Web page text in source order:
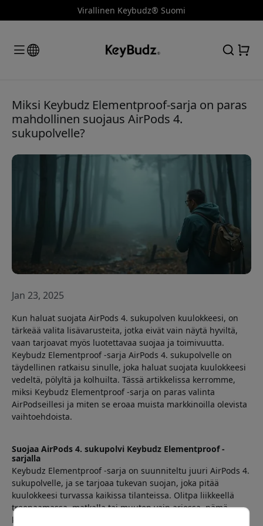
Virallinen Keybudz® Suomi
Miksi Keybudz Elementproof-sarja on paras
mahdollinen suojaus AirPods 4.
sukupolvelle?
Jan 23, 2025
Kun haluat suojata AirPods 4. sukupolven kuulokkeesi, on
tärkeää valita lisävarusteita, jotka eivät vain näytä hyviltä,
vaan tarjoavat myös luotettavaa suojaa ja toimivuutta.
Keybudz Elementproof -sarja AirPods 4. sukupolvelle on
täydellinen ratkaisu sinulle, joka haluat suojata kuulokkeesi
vedeltä, pölyltä ja kolhuilta. Tässä artikkelissa kerromme,
miksi Keybudz Elementproof -sarja on paras valinta
AirPodseillesi ja miten se eroaa muista markkinoilla olevista
vaihtoehdoista.
Suojaa AirPods 4. sukupolvi Keybudz Elementproof -
sarjalla
Keybudz Elementproof -sarja on suunniteltu juuri AirPods 4.
sukupolvelle, ja se tarjoaa tukevan suojan, joka pitää
kuulokkeesi turvassa kaikissa tilanteissa. Olitpa liikkeellä
treenaamassa, matkalla tai muuten vain arjessa, nämä
kotelot suojaavat AirPodsejasi vaurioilta.